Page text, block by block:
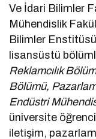
Ve İdari Bilimler
Mühendislik
Bilimler
lisansüstü
Reklamcılık
Bölümü,
Endüstri
üniversite
iletişim,